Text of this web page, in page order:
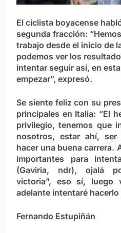
El ciclista boyacense
segunda fracción:
trabajo desde el inicio de
podemos ver los
intentar seguir así, en
empezar”, expresó.
Se siente feliz con su
principales en Italia: “El
privilegio, tenemos que
nosotros, estar ahí, ser
hacer una buena carrera.
importantes para
(Gaviria, ndr), ojalá
victoria”, eso sí, luego
adelante intentaré
Fernando Estupiñán